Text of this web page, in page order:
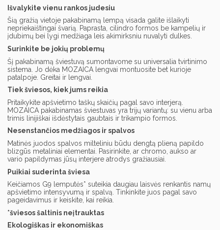
Išvalykite vienu rankos judesiu
Šią gražią vietoje pakabinamą lempą visada galite išlaikyti
nepriekaištingai švarią. Paprasta, cilindro formos be kampelių ir
įdubimų bei lygi medžiaga leis akimirksniu nuvalyti dulkes.
Surinkite be jokių problemų
Šį pakabinamą šviestuvą sumontavome su universalia tvirtinimo
sistema. Jo dėka MOZAICA lengvai montuosite bet kurioje
patalpoje. Greitai ir lengvai.
Tiek šviesos, kiek jums reikia
Pritaikykite apšvietimo taškų skaičių pagal savo interjerą.
MOZAICA pakabinamas šviestuvas yra trijų variantų: su vienu arba
trimis linijiškai išdėstytais gaubtais ir trikampio formos.
Nesenstančios medžiagos ir spalvos
Matinės juodos spalvos milteliniu būdu dengtą plieną papildo
blizgūs metaliniai elementai. Pasirinkite, ar chromo, aukso ar
vario papildymas jūsų interjere atrodys gražiausiai.
Puikiai suderinta šviesa
Keičiamos G9 lemputės* suteikia daugiau laisvės renkantis namų
apšvietimo intensyvumą ir spalvą. Tinkinkite juos pagal savo
pageidavimus ir keiskite, kai reikia.
*šviesos šaltinis neįtrauktas
Ekologiškas ir ekonomiškas